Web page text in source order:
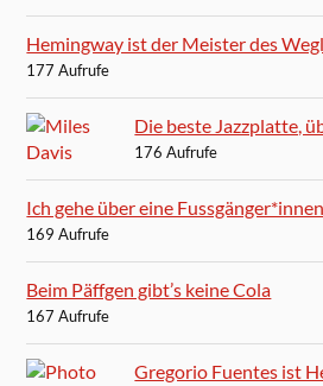
Hemingway ist der Meister des
177 Aufrufe
Die beste Jazzplatte,
176 Aufrufe
Ich gehe über eine
169 Aufrufe
Beim Päffgen gibt’s keine Cola
167 Aufrufe
Gregorio Fuentes ist